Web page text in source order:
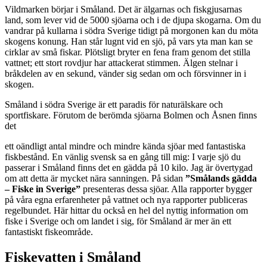
Vildmarken börjar i Småland. Det är älgarnas och fiskgjusarnas
land, som lever vid de 5000 sjöarna och i de djupa skogarna. Om du
vandrar på kullarna i södra Sverige tidigt på morgonen kan du möta
skogens konung. Han står lugnt vid en sjö, på vars yta man kan se
cirklar av små fiskar. Plötsligt bryter en fena fram genom det stilla
vattnet; ett stort rovdjur har attackerat stimmen. Älgen stelnar i
bråkdelen av en sekund, vänder sig sedan om och försvinner in i
skogen.
Småland i södra Sverige är ett paradis för naturälskare och
sportfiskare. Förutom de berömda sjöarna Bolmen och Åsnen finns
det
ett oändligt antal mindre och mindre kända sjöar med fantastiska
fiskbestånd. En vänlig svensk sa en gång till mig: I varje sjö du
passerar i Småland finns det en gädda på 10 kilo. Jag är övertygad
om att detta är mycket nära sanningen. På sidan ”Smålands gädda
– Fiske in Sverige” presenteras dessa sjöar. Alla rapporter bygger
på våra egna erfarenheter på vattnet och nya rapporter publiceras
regelbundet. Här hittar du också en hel del nyttig information om
fiske i Sverige och om landet i sig, för Småland är mer än ett
fantastiskt fiskeområde.
Fiskevatten i Småland